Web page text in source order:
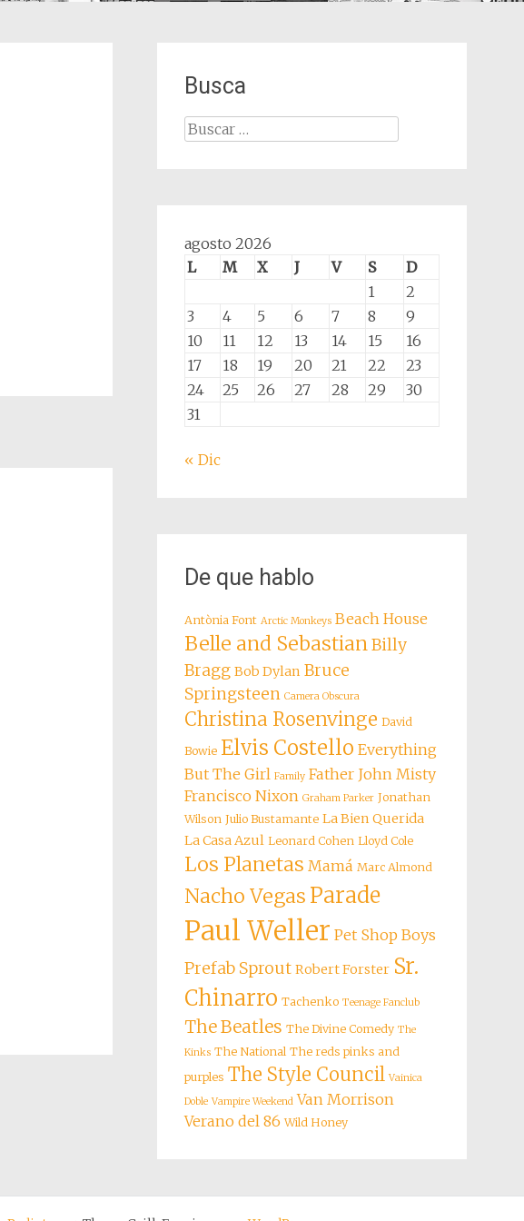
Busca
Buscar:
agosto 2026
L
M X J V S
D
1
2
3
4 5 6 7 8
9
10
11 12 13 14 15
16
17
18 19 20 21 22
23
24
25 26 27 28 29
30
31
« Dic
De que hablo
Antònia Font Arctic Monkeys Beach House
Belle and SebastianBilly
Bragg Bob Dylan Bruce
Springsteen Camera Obscura
Christina Rosenvinge David
Bowie Elvis Costello Everything
But The Girl Family Father John Misty
Francisco Nixon Graham Parker Jonathan
Wilson Julio Bustamante La Bien Querida
La Casa Azul Leonard Cohen Lloyd Cole
Los Planetas Mamá Marc Almond
Nacho Vegas Parade
Paul Weller Pet Shop Boys
Prefab Sprout Robert Forster Sr.
Chinarro Tachenko Teenage Fanclub
The Beatles The Divine Comedy The
Kinks The National The reds pinks and
purples The Style Council Vainica
Doble Vampire Weekend Van Morrison
Verano del 86 Wild Honey